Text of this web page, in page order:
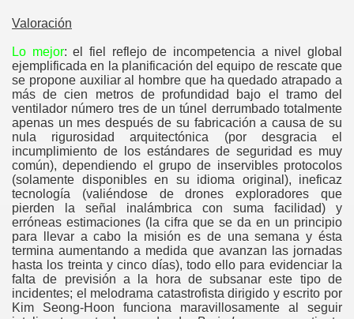
Valoración
Lo mejor: el fiel reflejo de incompetencia a nivel global
ejemplificada en la planificación del equipo de rescate que
se propone auxiliar al hombre que ha quedado atrapado a
más de cien metros de profundidad bajo el tramo del
ventilador número tres de un túnel derrumbado totalmente
apenas un mes después de su fabricación a causa de su
nula rigurosidad arquitectónica (por desgracia el
incumplimiento de los estándares de seguridad es muy
común), dependiendo el grupo de inservibles protocolos
(solamente disponibles en su idioma original), ineficaz
tecnología (valiéndose de drones exploradores que
pierden la señal inalámbrica con suma facilidad) y
erróneas estimaciones (la cifra que se da en un principio
para llevar a cabo la misión es de una semana y ésta
termina aumentando a medida que avanzan las jornadas
hasta los treinta y cinco días), todo ello para evidenciar la
falta de previsión a la hora de subsanar este tipo de
incidentes; el melodrama catastrofista dirigido y escrito por
Kim Seong-Hoon funciona maravillosamente al seguir